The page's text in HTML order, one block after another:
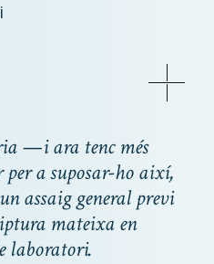
—i ara tenc més
a suposar-ho així,
assaig general previ
mateixa en
laboratori.